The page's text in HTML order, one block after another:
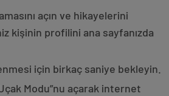
açın ve hikayelerini
kişinin profilini ana sayfanızda
için birkaç saniye bekleyin.
Modu”nu açarak internet